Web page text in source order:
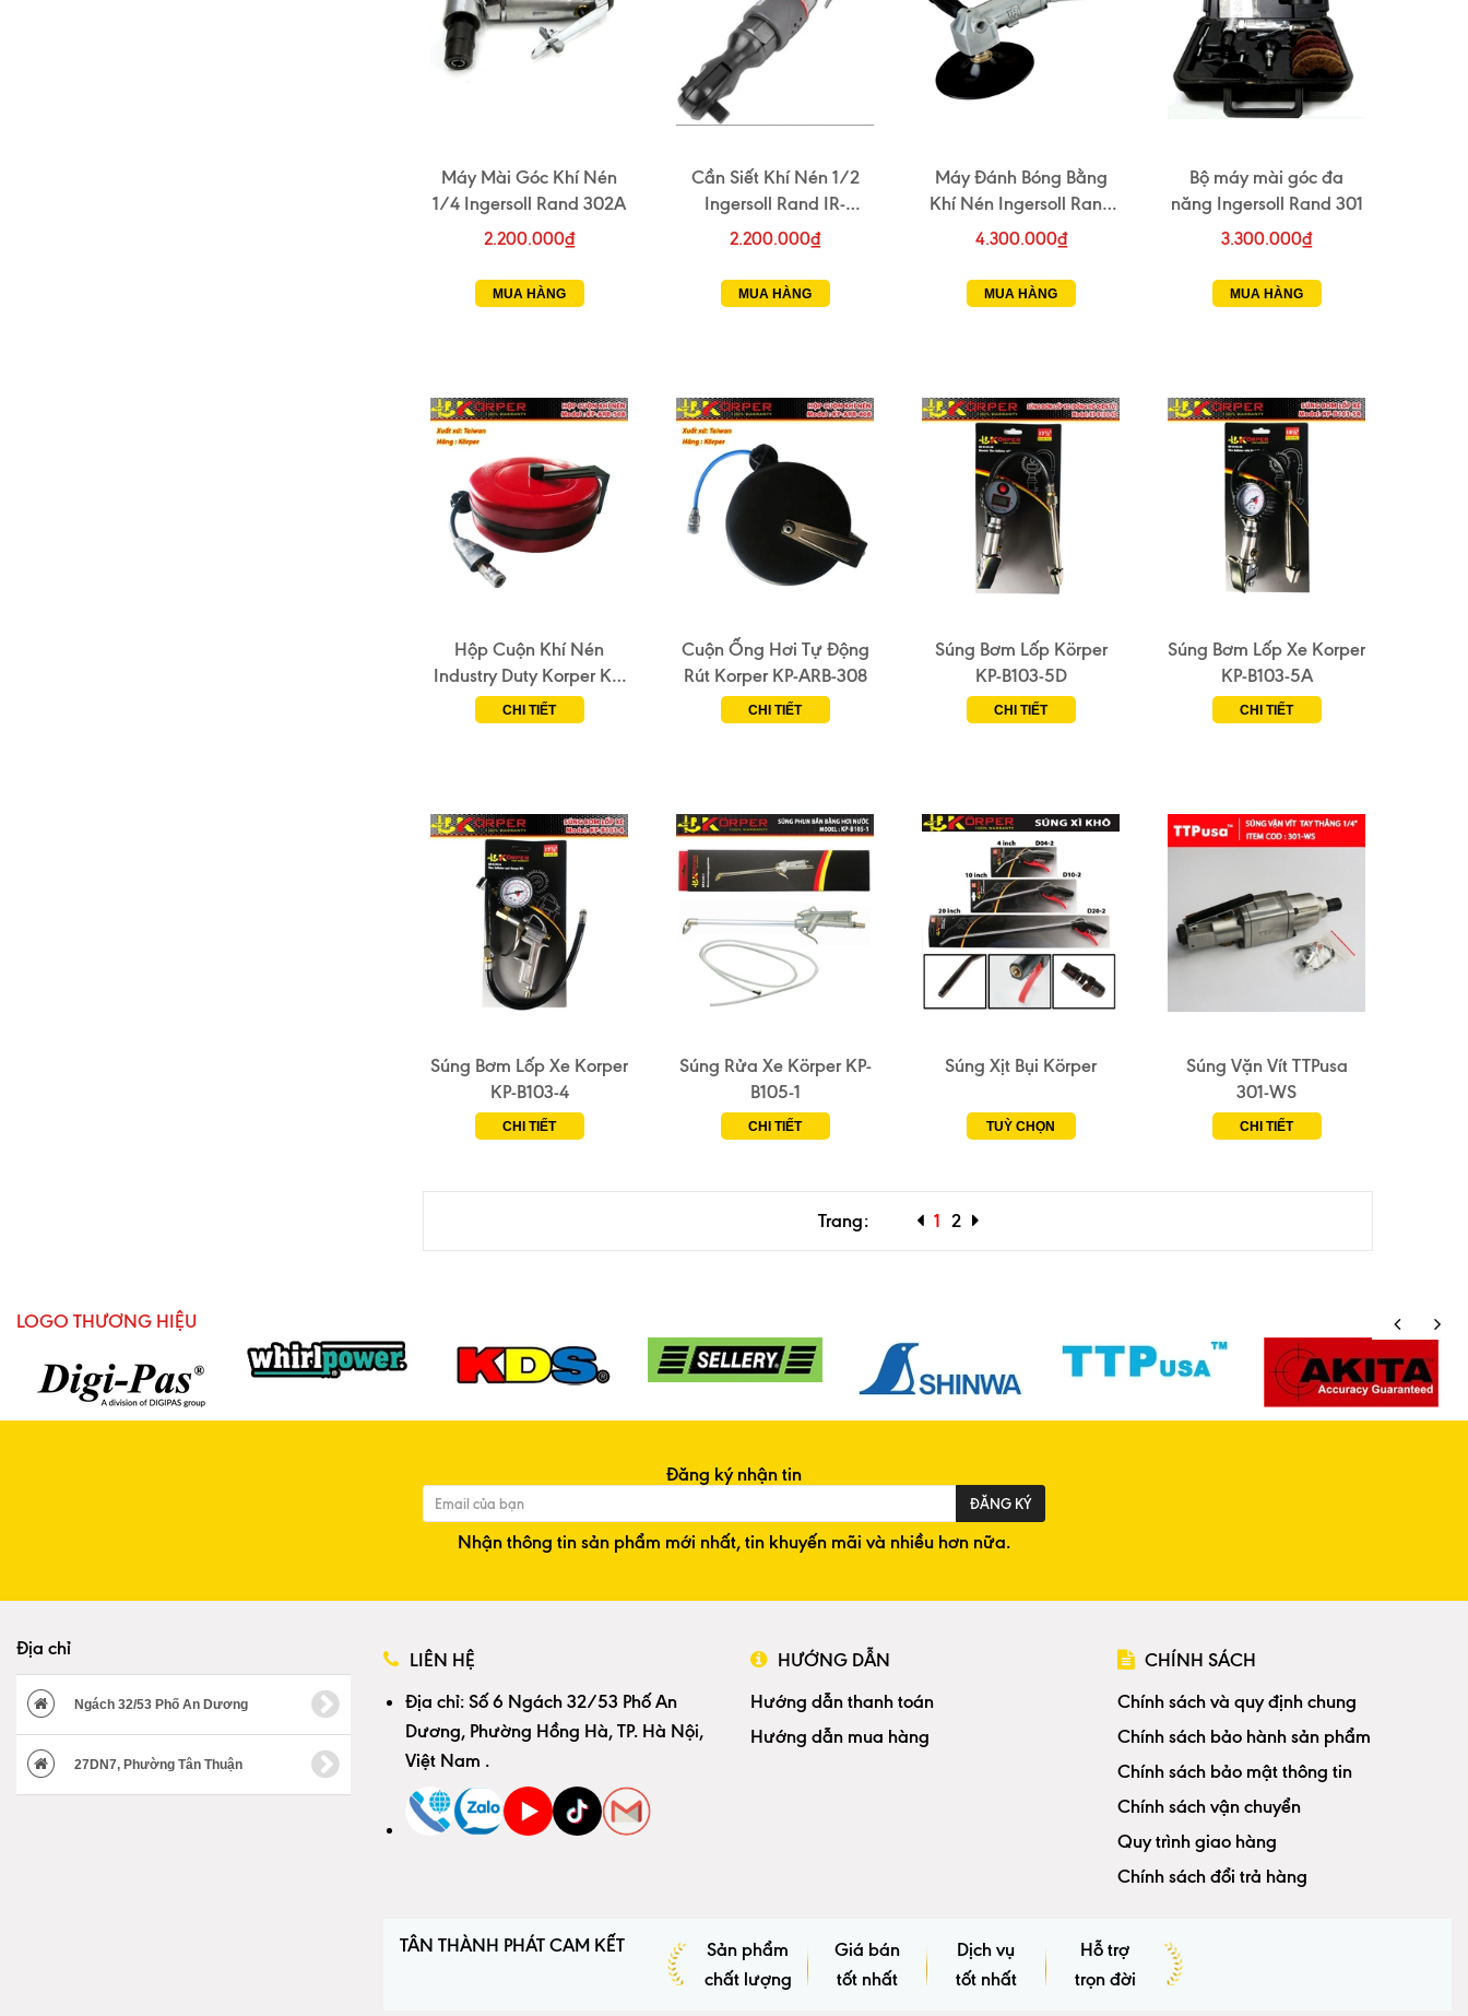
Máy Mài Góc Khí Nén
1/4 Ingersoll Rand 302A
2.200.000₫
MUA HÀNG
Cần Siết Khí Nén 1/2
Ingersoll Rand IR-
1077XPA
2.200.000₫
MUA HÀNG
Máy Đánh Bóng Bằng
Khí Nén Ingersoll Rand
IR-314
4.300.000₫
MUA HÀNG
Bộ máy mài góc đa
năng Ingersoll Rand 301
3.300.000₫
MUA HÀNG
Hộp Cuộn Khí Nén
Industry Duty Korper KP-
ARB-508
CHI TIẾT
Cuộn Ống Hơi Tự Động
Rút Korper KP-ARB-308
CHI TIẾT
Súng Bơm Lốp Körper
KP-B103-5D
CHI TIẾT
Súng Bơm Lốp Xe Korper
KP-B103-5A
CHI TIẾT
Súng Bơm Lốp Xe Korper
KP-B103-4
CHI TIẾT
Súng Rửa Xe Körper KP-
B105-1
CHI TIẾT
Súng Xịt Bụi Körper
TUỲ CHỌN
Súng Vặn Vít TTPusa
301-WS
CHI TIẾT
Trang: 1 2
LOGO THƯƠNG HIỆU
Đăng ký nhận tin
ĐĂNG KÝ
Nhận thông tin sản phẩm mới nhất, tin khuyến mãi và nhiều hơn nữa.
Địa chỉ
Ngách 32/53 Phố An Dương
27DN7, Phường Tân Thuận
LIÊN HỆ HƯỚNG DẪN
CHÍNH SÁCH
Địa chỉ: Số 6 Ngách 32/53 Phố An
Dương, Phường Hồng Hà, TP. Hà Nội,
Việt Nam .
Hướng dẫn thanh toán
Hướng dẫn mua hàng
Chính sách và quy định chung
Chính sách bảo hành sản phẩm
Chính sách bảo mật thông tin
Chính sách vận chuyển
Quy trình giao hàng
Chính sách đổi trả hàng
TÂN THÀNH PHÁT CAM KẾT
Sản phẩm
chất lượng
Giá bán
tốt nhất
Dịch vụ
tốt nhất
Hỗ trợ
trọn đời